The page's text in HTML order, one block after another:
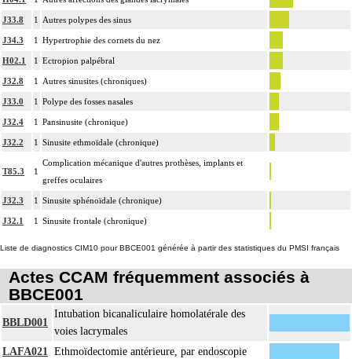
J33.8 1 Autres polypes des sinus
J34.3 1 Hypertrophie des cornets du nez
H02.1 1 Ectropion palpébral
J32.8 1 Autres sinusites (chroniques)
J33.0 1 Polype des fosses nasales
J32.4 1 Pansinusite (chronique)
J32.2 1 Sinusite ethmoïdale (chronique)
T85.3 1
Complication mécanique d'autres prothèses, implants et
greffes oculaires
J32.3 1 Sinusite sphénoïdale (chronique)
J32.1 1 Sinusite frontale (chronique)
Liste de diagnostics CIM10 pour BBCE001 générée à partir des statistiques du PMSI français
Actes CCAM fréquemment associés à
BBCE001
BBLD001
Intubation bicanaliculaire homolatérale des
voies lacrymales
LAFA021 Ethmoïdectomie antérieure, par endoscopie